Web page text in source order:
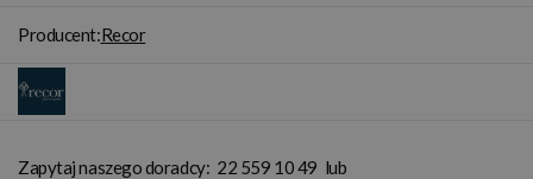
Producent:Recor
Zapytaj naszego doradcy: 22 559 10 49 lub